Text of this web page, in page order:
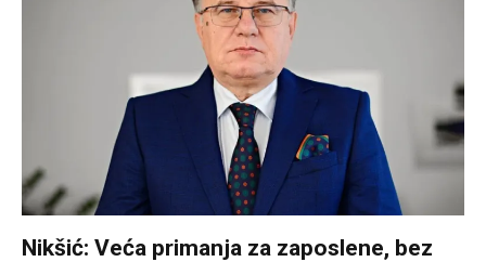
Nikšić: Veća primanja za zaposlene, bez